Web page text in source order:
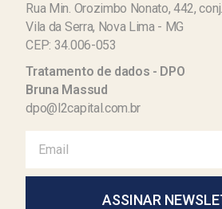
Rua Min. Orozimbo Nonato, 442,
Vila da Serra, Nova Lima - MG
CEP: 34.006-053
Tratamento de dados - DPO
Bruna Massud
dpo@l2capital.com.br
ASSINAR